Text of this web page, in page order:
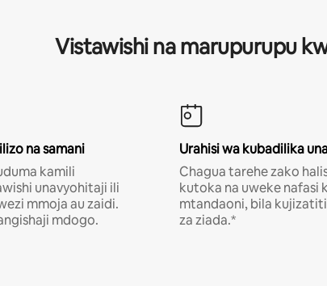
Vistawishi na marupurupu
na samani
kamili
unavyohitaji ili
mmoja au zaidi.
mdogo.
Urahisi wa kubadilika
Chagua tarehe zako
kutoka na uweke nafasi
mtandaoni, bila
za ziada.*